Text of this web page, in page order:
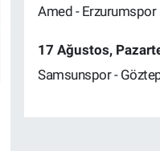
Amed - Erzurumspor
17 Ağustos,
Samsunspor -